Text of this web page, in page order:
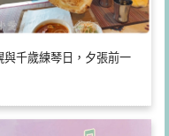
與千歲練琴日，夕張前一